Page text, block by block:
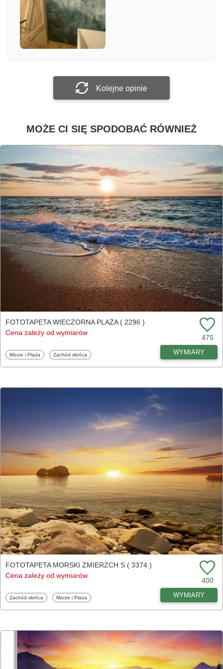
Załącz zdjęcie
Kolejne opinie
MOŻE CI SIĘ SPODOBAĆ RÓWNIEŻ
FOTOTAPETA WIECZORNA PLAŻA ( 2296 )
Cena zależy od wymiarów
475
Fototapety
Morze i Plaża Fototapety
Zachód słońca WYMIARY
FOTOTAPETA MORSKI ZMIERZCH S ( 3374 )
Cena zależy od wymiarów
400
Fototapety
Zachód słońca Fototapety
Morze i Plaża WYMIARY